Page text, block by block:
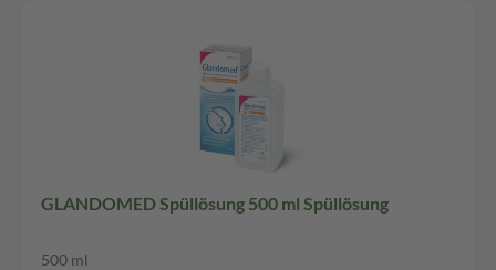
GLANDOMED Spüllösung 500 ml Spüllösung
500 ml